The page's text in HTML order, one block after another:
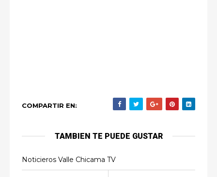
COMPARTIR EN:
TAMBIEN TE PUEDE GUSTAR
Noticieros Valle Chicama TV